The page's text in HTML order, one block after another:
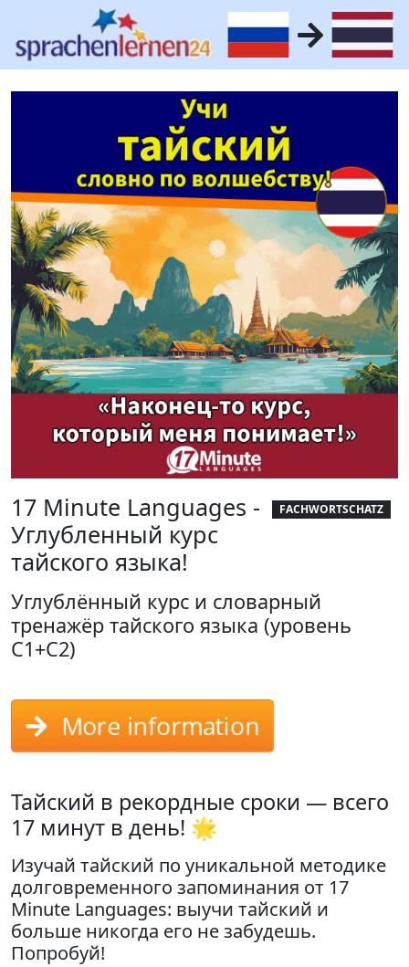
FACHWORTSCHATZ
17 Minute Languages -
Углубленный курс
тайского языка!
Углублённый курс и словарный
тренажёр тайского языка (уровень
С1+C2)
More information
Тайский в рекордные сроки — всего
17 минут в день! 🌟
Изучай тайский по уникальной методике
долговременного запоминания от 17
Minute Languages: выучи тайский и
больше никогда его не забудешь.
Попробуй!